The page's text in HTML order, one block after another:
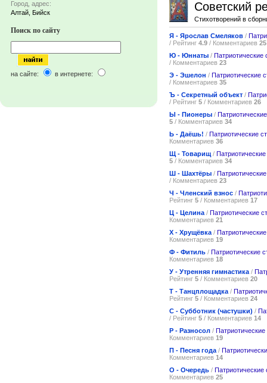
Город, адрес:
Алтай, Бийск
Поиск по сайту
на сайте: в интернете:
Советский
Стихотворений в
Я - Ярослав Смеляков /
/ Рейтинг 4.9 / Комментариев 25
Ю - Юннаты / Патриотические
/ Комментариев 23
Э - Эшелон / Патриотические
/ Комментариев 35
Ъ - Секретный объект /
/ Рейтинг 5 / Комментариев 26
Ы - Пионеры /
5 / Комментариев 34
Ь - Даёшь! / Патриотические
Комментариев 36
Щ - Товарищ / Патриотические
5 / Комментариев 34
Ш - Шахтёры /
/ Комментариев 23
Ч - Членский взнос /
Рейтинг 5 / Комментариев 17
Ц - Целина / Патриотические
Комментариев 21
Х - Хрущёвка /
Комментариев 19
Ф - Фитиль / Патриотические
Комментариев 18
У - Утренняя гимнастика /
Рейтинг 5 / Комментариев 20
Т - Танцплощадка /
Рейтинг 5 / Комментариев 24
С - Субботник (частушки) /
/ Рейтинг 5 / Комментариев 14
Р - Разносол / Патриотические
Комментариев 19
П - Песня года /
Комментариев 14
О - Очередь / Патриотические
Комментариев 25